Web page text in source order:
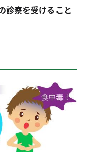
診察を受けること